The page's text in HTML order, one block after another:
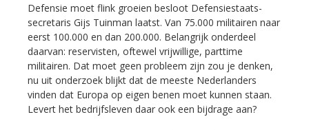
Defensie moet flink groeien besloot Defensiestaats­
secretaris Gijs Tuinman laatst. Van 75.000 militairen naar
eerst 100.000 en dan 200.000. Belangrijk onderdeel
daarvan: reservisten, oftewel vrijwillige, parttime
militairen. Dat moet geen probleem zijn zou je denken,
nu uit onderzoek blijkt dat de meeste Nederlanders
vinden dat Europa op eigen benen moet kunnen staan.
Levert het bedrijfsleven daar ook een bijdrage aan?